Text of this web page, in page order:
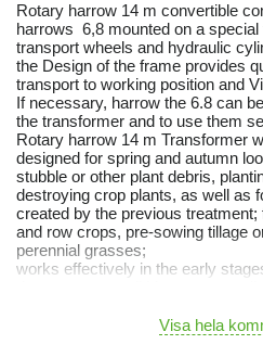
Rotary harrow 14 m convertible
harrows 6,8 mounted on a
transport wheels and hydraulic
the Design of the frame provides
transport to working position and
If necessary, harrow the 6.8 can
the transformer and to use them
Rotary harrow 14 m Transformer
designed for spring and autumn
stubble or other plant debris,
destroying crop plants, as well as
created by the previous
and row crops, pre-sowing tillage
perennial grasses;
works effectively in the early
Visa hela